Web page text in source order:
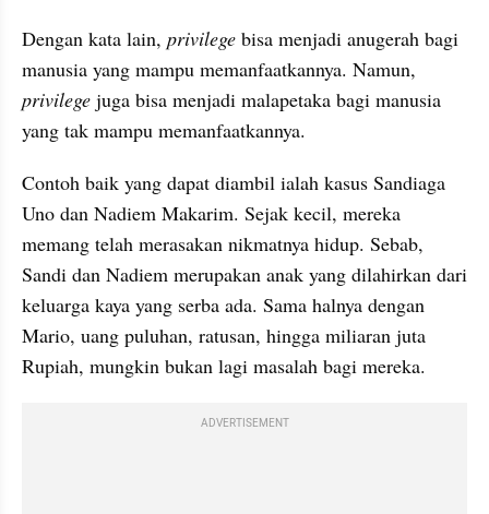
Dengan kata lain, privilege bisa menjadi anugerah bagi
privilege juga bisa menjadi malapetaka bagi manusia
yang tak mampu memanfaatkannya.
Contoh baik yang dapat diambil ialah kasus Sandiaga
Uno dan Nadiem Makarim. Sejak kecil, mereka
memang telah merasakan nikmatnya hidup. Sebab,
Sandi dan Nadiem merupakan anak yang dilahirkan dari
keluarga kaya yang serba ada. Sama halnya dengan
Mario, uang puluhan, ratusan, hingga miliaran juta
Rupiah, mungkin bukan lagi masalah bagi mereka.
ADVERTISEMENT